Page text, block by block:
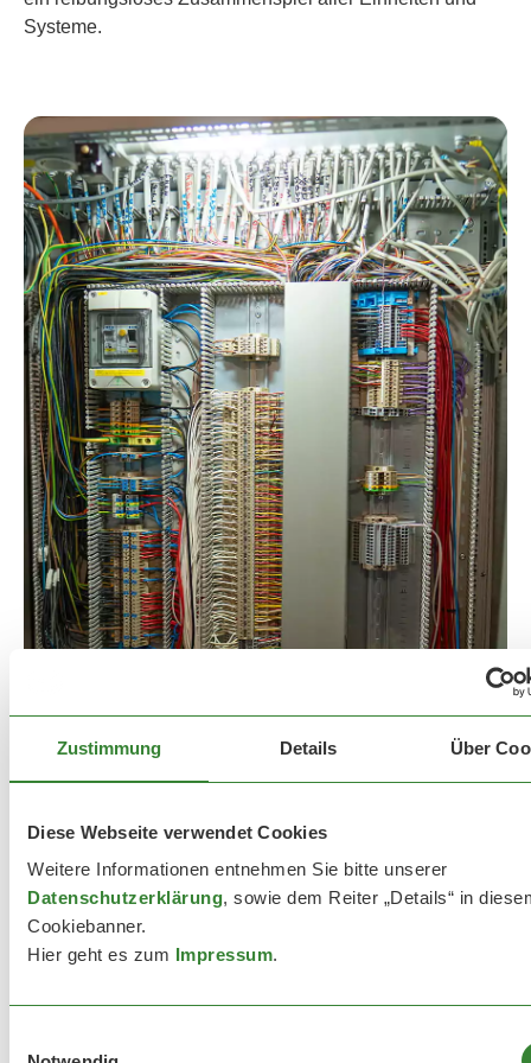
Zustimmung Details Über
Diese Webseite verwendet Cookies
Weitere Informationen entnehmen Sie bitte unserer
Datenschutzerklärung, sowie dem Reiter „Details“ in
Cookiebanner.
Hier geht es zum Impressum.
Systeme.
Ihr Fachmann für
Mess- und
Regelungstechnik
Ganz bewusst setzen wir